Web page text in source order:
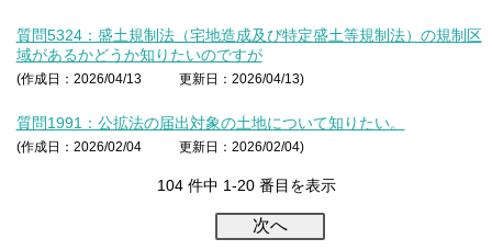
質問5324：盛土規制法（宅地造成及び特定盛土等規制法）の規制区
域があるかどうか知りたいのですが
(作成日：2026/04/13 更新日：2026/04/13)
質問1991：公拡法の届出対象の土地について知りたい。
(作成日：2026/02/04 更新日：2026/02/04)
104 件中 1-20 番目を表示